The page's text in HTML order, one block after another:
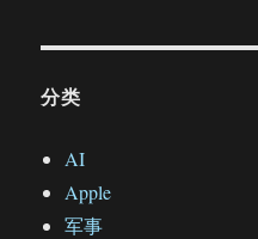
分类
AI
Apple
军事